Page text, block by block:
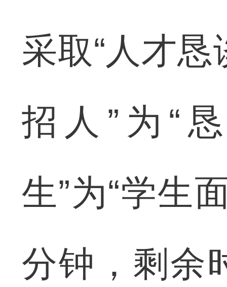
采取“人才
招人”为“
生”为“学生
分钟，剩余